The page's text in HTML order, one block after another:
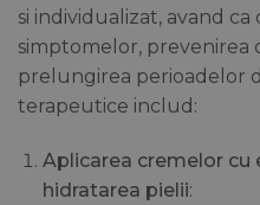
si individualizat, avand
simptomelor, prevenirea
prelungirea perioadelor
terapeutice includ:
Aplicarea cremelor cu
hidratarea pielii: